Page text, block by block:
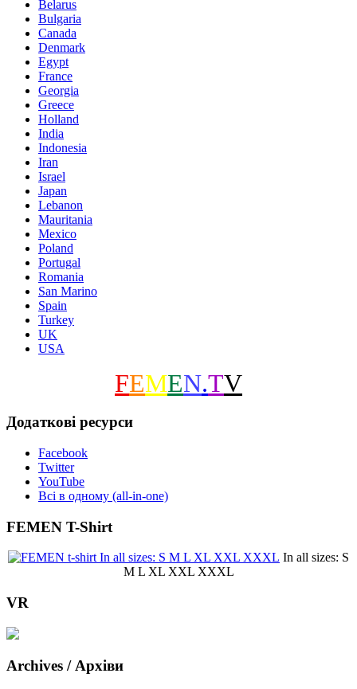
Belarus
Bulgaria
Canada
Denmark
Egypt
France
Georgia
Greece
Holland
India
Indonesia
Iran
Israel
Japan
Lebanon
Mauritania
Mexico
Poland
Portugal
Romania
San Marino
Spain
Turkey
UK
USA
FEMEN.TV
Додаткові ресурси
Facebook
Twitter
YouTube
Всі в одному (all-in-one)
FEMEN T-Shirt
In all sizes: S
M L XL XXL XXXL
VR
Archives / Архіви